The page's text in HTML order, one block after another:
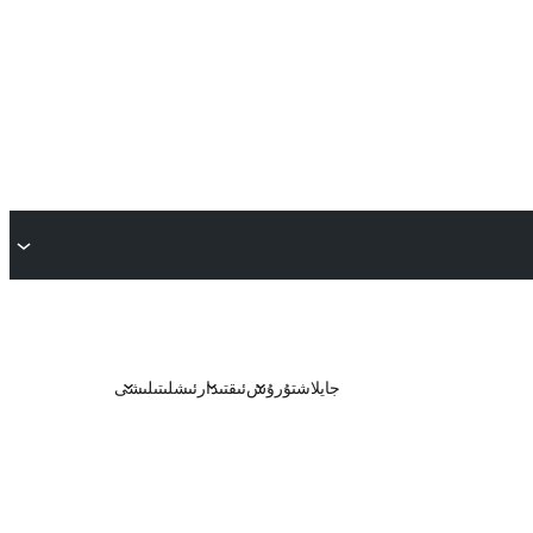
جايلاشتۇرۇشئىقتىدار ئىشلىتىلىشى